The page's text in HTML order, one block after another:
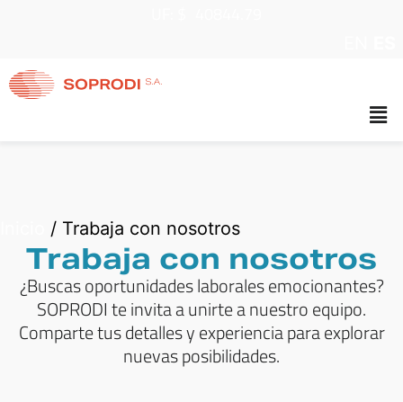
/ Trabaja con nosotros
Trabaja con nosotros
¿Buscas oportunidades laborales emocionantes?
SOPRODI te invita a unirte a nuestro equipo.
Comparte tus detalles y experiencia para explorar
nuevas posibilidades.